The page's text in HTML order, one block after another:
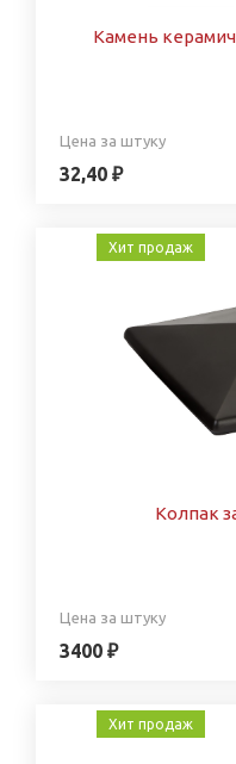
Камень
Цена за штуку
32,40 ₽
Хит продаж
Колпак
Цена за штуку
3400 ₽
Хит продаж